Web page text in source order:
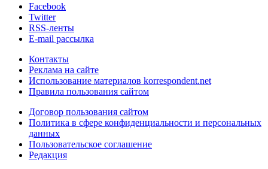
Facebook
Twitter
RSS-ленты
E-mail рассылка
Контакты
Реклама на сайте
Использование материалов korrespondent.net
Правила пользования сайтом
Договор пользования сайтом
Политика в сфере конфиденциальности и персональных
данных
Пользовательское соглашение
Редакция